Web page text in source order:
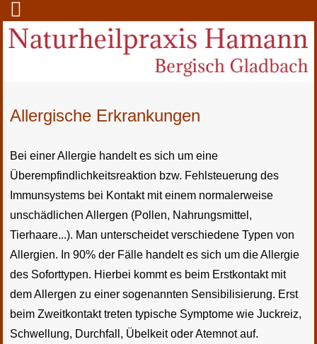
Allergische Erkrankungen
Bei einer Allergie handelt es sich um eine
Überempfindlichkeitsreaktion bzw. Fehlsteuerung des
Immunsystems bei Kontakt mit einem normalerweise
unschädlichen Allergen (Pollen, Nahrungsmittel,
Tierhaare...). Man unterscheidet verschiedene Typen von
Allergien. In 90% der Fälle handelt es sich um die Allergie
des Soforttypen. Hierbei kommt es beim Erstkontakt mit
dem Allergen zu einer sogenannten Sensibilisierung. Erst
beim Zweitkontakt treten typische Symptome wie Juckreiz,
Schwellung, Durchfall, Übelkeit oder Atemnot auf.